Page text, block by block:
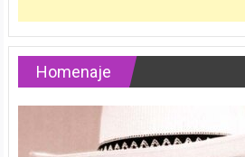
Homenaje